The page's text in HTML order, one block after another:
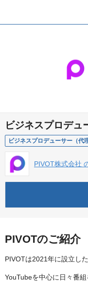
ビジネスプロデュ
PIVOT株式会社
PIVOTのご紹介
PIVOTは2021年に設立し
YouTubeを中心に日々番